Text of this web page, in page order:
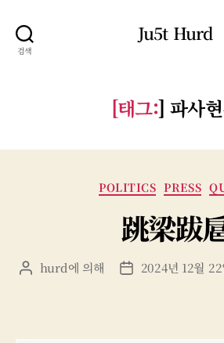
검색
Ju5t Hurd
[태그:] 파사
카
테
고
리
POLITICS PRESS
跳梁跋
게
성
hurd에 의해
게
짜
2024년 12월 22